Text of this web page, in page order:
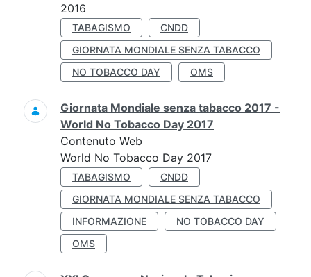
2016
TABAGISMO
CNDD
GIORNATA MONDIALE SENZA TABACCO
NO TOBACCO DAY
OMS
Giornata Mondiale senza tabacco 2017 -
World No Tobacco Day 2017
Contenuto Web
World No Tobacco Day 2017
TABAGISMO
CNDD
GIORNATA MONDIALE SENZA TABACCO
INFORMAZIONE
NO TOBACCO DAY
OMS